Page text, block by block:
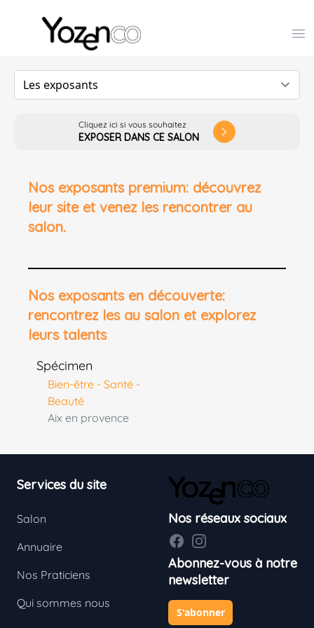
Yozenco - Organisateur de Salons, Evénements et
Cliquez ici si vous souhaitez
EXPOSER DANS CE SALON arrow_forward_ios
Nos exposants premium: découvrez
leur site et venez les rencontrer au
salon.
Nos exposants en découverte:
rencontrez les au salon et explorez
leurs talents
Spécimen
Bien-être - Santé -
Beauté
Aix en provence
Services du site
Salon
Annuaire
Nos Praticiens
Qui sommes nous
Nos réseaux sociaux
FacebookInstagram
Abonnez-vous à notre
newsletter
S'abonner